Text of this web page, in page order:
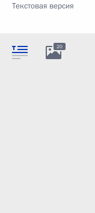
Текстовая версия
20